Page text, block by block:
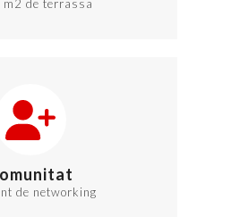
2 de terrassa
de networking